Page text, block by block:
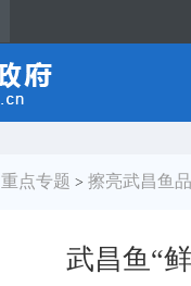
重点专题 > 擦亮武昌鱼
武昌鱼“